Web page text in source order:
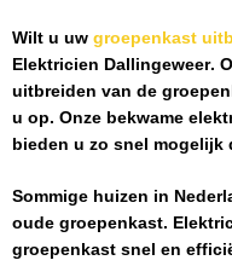
Wilt u uw groepenkast
Elektricien Dallingeweer.
uitbreiden van de
u op. Onze bekwame
bieden u zo snel
Sommige huizen in
oude groepenkast.
groepenkast snel en